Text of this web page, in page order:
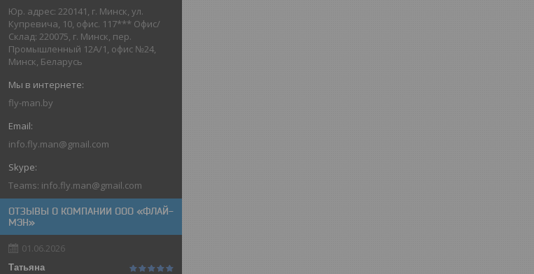
Юр. адрес: 220141, г. Минск, ул.
Купревича, 10, офис. 117*** Офис/
Склад: 220075, г. Минск, пер.
Промышленный 12А/1, офис №24,
Минск, Беларусь
fly-man.by
info.fly.man@gmail.com
Teams: info.fly.man@gmail.com
ОТЗЫВЫ О КОМПАНИИ ООО «ФЛАЙ-
МЭН»
01.06.2026
Татьяна